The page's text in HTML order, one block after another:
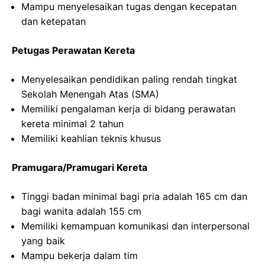
Mampu menyelesaikan tugas dengan kecepatan
dan ketepatan
Petugas Perawatan Kereta
Menyelesaikan pendidikan paling rendah tingkat
Sekolah Menengah Atas (SMA)
Memiliki pengalaman kerja di bidang perawatan
kereta minimal 2 tahun
Memiliki keahlian teknis khusus
Pramugara/Pramugari Kereta
Tinggi badan minimal bagi pria adalah 165 cm dan
bagi wanita adalah 155 cm
Memiliki kemampuan komunikasi dan interpersonal
yang baik
Mampu bekerja dalam tim